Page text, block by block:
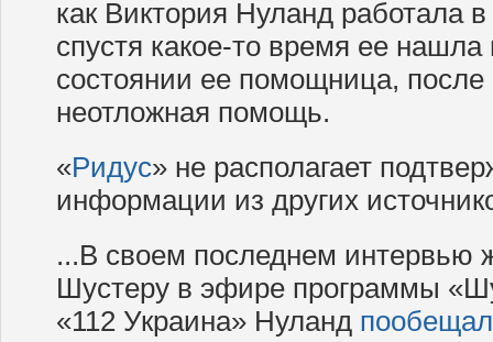
как Виктория Нуланд работала
спустя какое-то время ее нашла
состоянии ее помощница,
неотложная помощь.
«Ридус» не располагает
информации из других
...В своем последнем интервью
Шустеру в эфире программы
«112 Украина» Нуланд